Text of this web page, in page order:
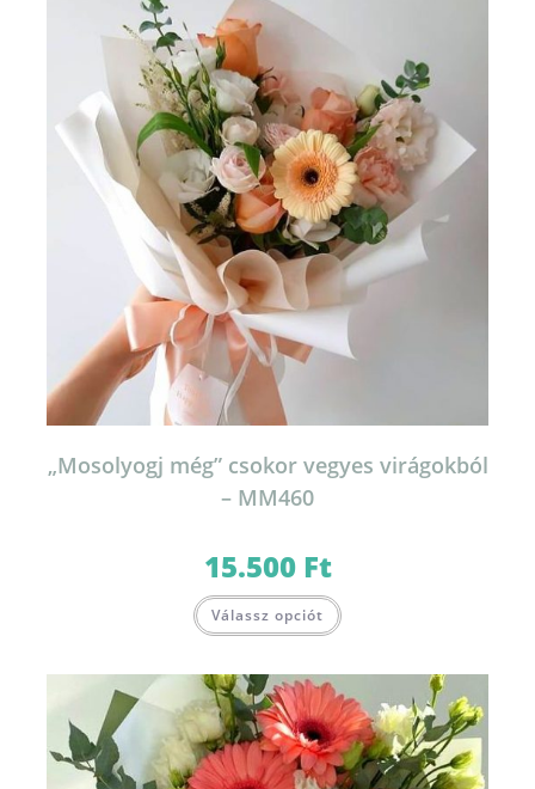
„Mosolyogj még” csokor vegyes virágokból
– MM460
15.500 Ft
Válassz opciót